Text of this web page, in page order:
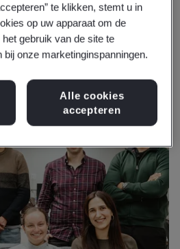
media
te klikken, stemt u in
op uw apparaat om de
gebruik van de site te
bij onze marketinginspanningen.
Alle cookies
accepteren